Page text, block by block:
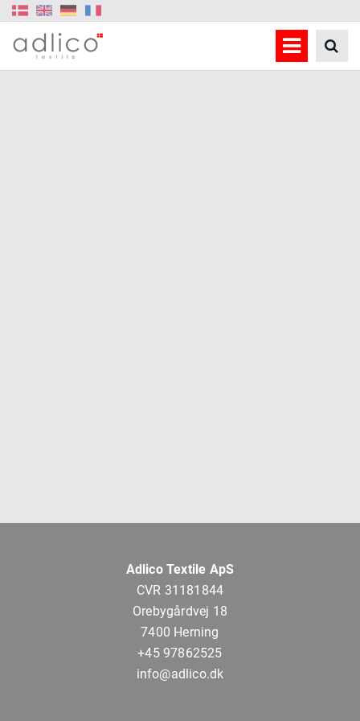
Adlico Textile ApS
CVR 31181844
Orebygårdvej 18
7400 Herning
+45 97862525
info@adlico.dk